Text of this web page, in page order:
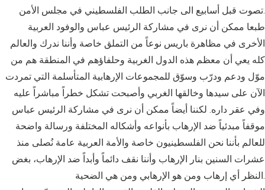
تصوت قبل أسابيع الى جانب الطلب الفلسطيني في مجلس الأمن.
طبعا ممكن أن نرى في مشاركة الرئيس عباس والوفود العربية
الأخرى في مظاهرة باريس نوعاً من التملق خاصة وأننا ندرك والعالم
كله يعي أن معظم هذه الدول الغربية وحلفاؤهم في المنطقة هم من
موّل ودعم ودرّب وسوّق للمجموعات الإرهابية المتأسلمة التي تمردت
الآن على سيدها وخالقها الغربي وأصبحت تشكل خطراً مباشراً عليه
وفي عقر داره. لكننا أيضاً ممكن أن نرى في مشاركة الرئيس عباس
موقفاً مبدئياً ضد الإرهاب بأنواعه وأشكاله المختلفة ورسالة واضحة
للعالم بأننا نحن الفلسطينيون خاصة والأمة العربية عامة نُصلى منذ
عشرات السنين بنار الإرهاب وأننا نقف دائماً وأبداً ضد الإرهاب، بغض
النظر أي إرهاب ومن هو الإرهابي ومن هي الضحية.